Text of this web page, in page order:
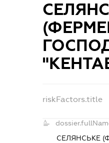
riskFactors.title
СЕЛЯНСЬКЕ